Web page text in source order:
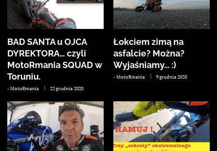
BAD SANTA u OJCA
DYREKTORA… czyli
MotoRmania SQUAD w
Toruniu.
-MotoRmania 22 grudnia 2020
Łokciem zimą na
asfalcie? Można?
Wyjaśniamy… :)
-MotoRmania 9 grudnia 2020